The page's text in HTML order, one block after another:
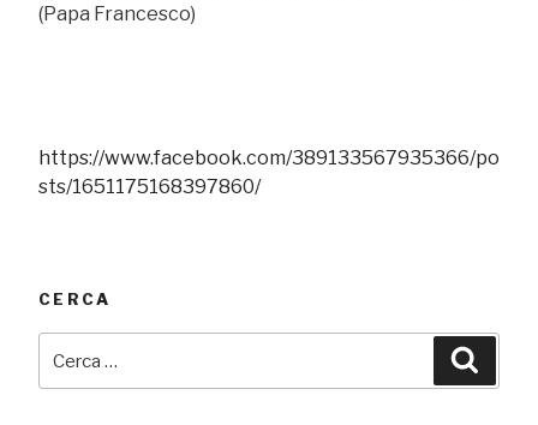
(Papa Francesco)
https://www.facebook.com/389133567935366/po
sts/1651175168397860/
CERCA